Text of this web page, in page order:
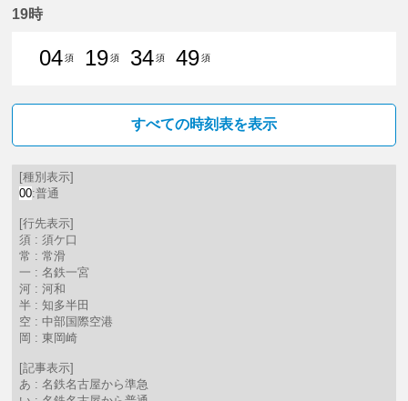
19時
04須
19須
34須
49須
すべての時刻表を表示
[種別表示]
00:普通
[行先表示]
須 : 須ケ口
常 : 常滑
一 : 名鉄一宮
河 : 河和
半 : 知多半田
空 : 中部国際空港
岡 : 東岡崎
[記事表示]
あ : 名鉄名古屋から準急